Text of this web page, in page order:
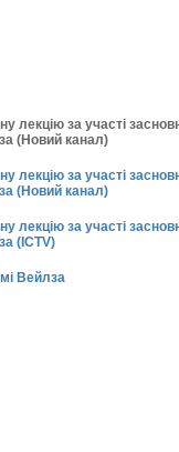
лекцію за участі
(Новий канал)
лекцію за участі
(Новий канал)
лекцію за участі
(ICTV)
Вейлза